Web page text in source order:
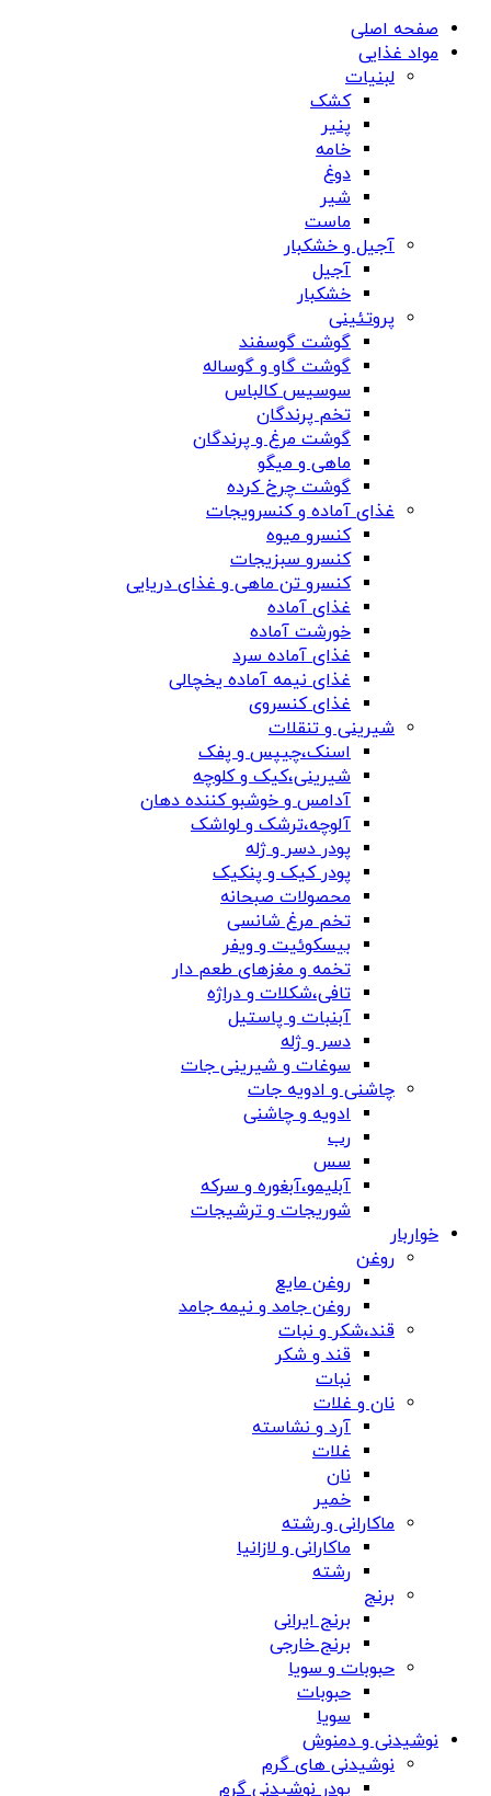
صفحه اصلی
مواد غذایی
لبنیات
کشک
پنیر
خامه
دوغ
شیر
ماست
آجیل و خشکبار
آجیل
خشکبار
پروتئینی
گوشت گوسفند
گوشت گاو و گوساله
سوسیس کالباس
تخم پرندگان
گوشت مرغ و پرندگان
ماهی و میگو
گوشت چرخ کرده
غذای آماده و کنسرویجات
کنسرو میوه
کنسرو سبزیجات
کنسرو تن ماهی و غذای دریایی
غذای آماده
خورشت آماده
غذای آماده سرد
غذای نیمه آماده یخچالی
غذای کنسروی
شیرینی و تنقلات
اسنک،چیپس و پفک
شیرینی،کیک و کلوچه
آدامس و خوشبو کننده دهان
آلوچه،ترشک و لواشک
پودر دسر و ژله
پودر کیک و پنکیک
محصولات صبحانه
تخم مرغ شانسی
بیسکوئیت و ویفر
تخمه و مغزهای طعم دار
تافی،شکلات و دراژه
آبنبات و پاستیل
دسر و ژله
سوغات و شیرینی جات
چاشنی و ادویه جات
ادویه و چاشنی
رب
سس
آبلیمو،آبغوره و سرکه
شوریجات و ترشیجات
خواربار
روغن
روغن مایع
روغن جامد و نیمه جامد
قند،شکر و نبات
قند و شکر
نبات
نان و غلات
آرد و نشاسته
غلات
نان
خمیر
ماکارانی و رشته
ماکارانی و لازانیا
رشته
برنج
برنج ایرانی
برنج خارجی
حبوبات و سویا
حبوبات
سویا
نوشیدنی و دمنوش
نوشیدنی های گرم
پودر نوشیدنی گرم